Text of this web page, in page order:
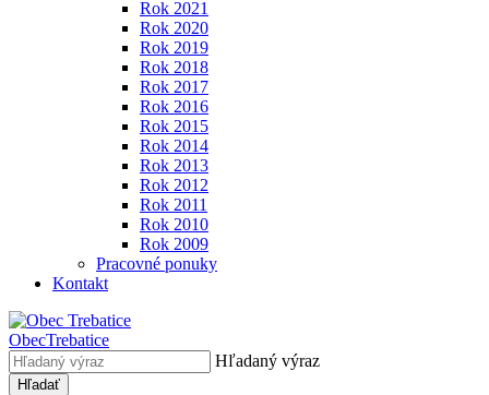
Rok 2021
Rok 2020
Rok 2019
Rok 2018
Rok 2017
Rok 2016
Rok 2015
Rok 2014
Rok 2013
Rok 2012
Rok 2011
Rok 2010
Rok 2009
Pracovné ponuky
Kontakt
ObecTrebatice
Hľadaný výraz
Hľadať